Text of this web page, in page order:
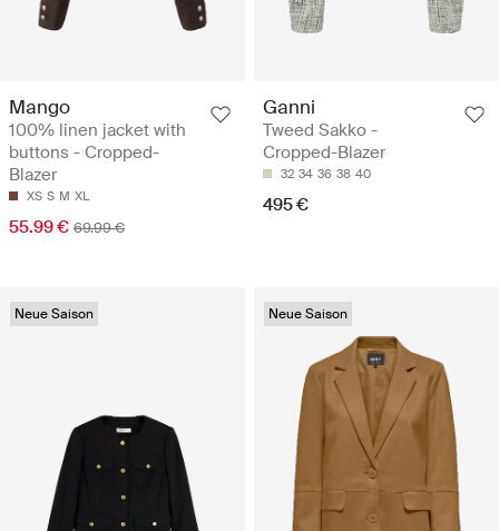
Mango
100% linen jacket with
buttons - Cropped-
Blazer
XS S M XL
55.99 € 69.99 €
Ganni
Tweed Sakko -
Cropped-Blazer
32 34 36 38 40
495 €
Neue Saison Neue Saison